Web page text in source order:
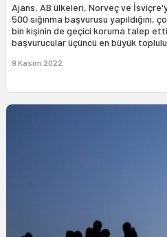
Ajans, AB ülkeleri, Norveç ve
500 sığınma başvurusu yapıldığını,
bin kişinin de geçici koruma talep
başvurucular üçüncü en büyük
9 Kasım 2022